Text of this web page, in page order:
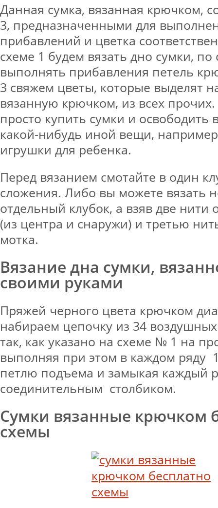
Данная сумка, вязанная крючком,
3, предназначенными для
прибавлений и цветка
схеме 1 будем вязать дно сумки, по
выполнять прибавления петель
3 свяжем цветы, которые выделят
вязанную крючком, из всех
просто купить сумки и освободить
какой-нибудь иной вещи,
игрушки для ребенка.
Перед вязанием смотайте в один
сложения. Либо вы можете вязать
отдельный клубок, а взяв две нити
(из центра и снаружи) и третью
мотка.
Вязание дна сумки,
своими руками
Пряжей черного цвета крючком
набираем цепочку из 34
так, как указано на схеме № 1 на
выполняя при этом в каждом ряду
петлю подъема и замыкая каждый
соединительным столбиком.
Сумки вязанные крючком
схемы